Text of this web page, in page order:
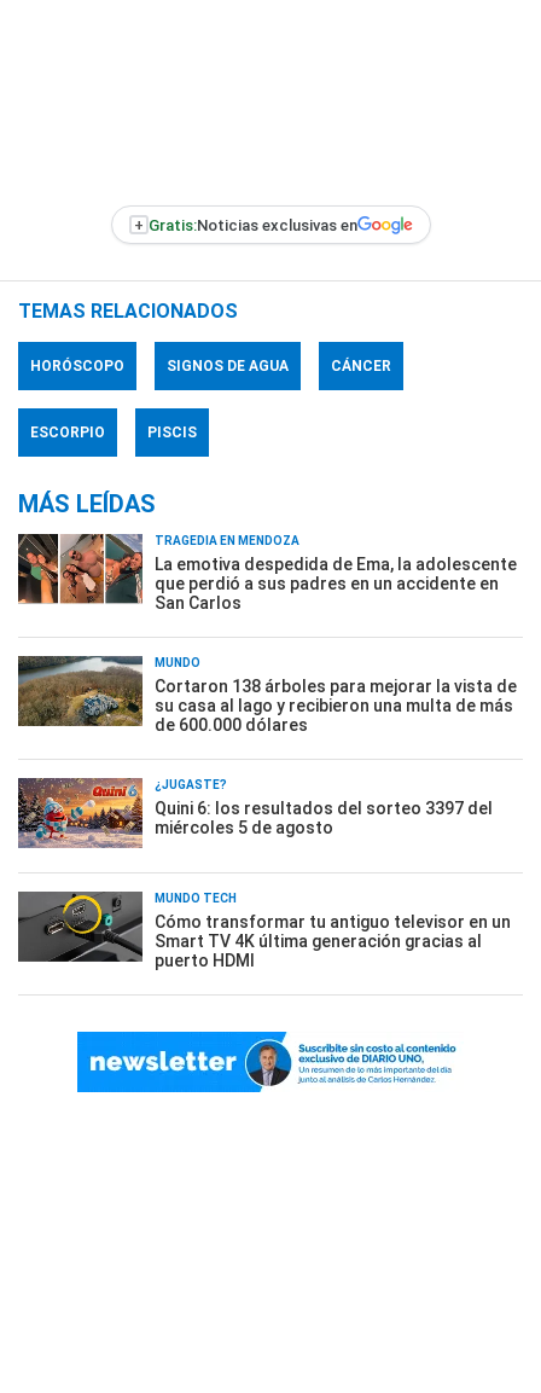
+ Gratis:Noticias exclusivas en
TEMAS RELACIONADOS
HORÓSCOPO SIGNOS DE AGUA CÁNCER
ESCORPIO PISCIS
MÁS LEÍDAS
TRAGEDIA EN MENDOZA
La emotiva despedida de Ema, la adolescente
que perdió a sus padres en un accidente en
San Carlos
MUNDO
Cortaron 138 árboles para mejorar la vista de
su casa al lago y recibieron una multa de más
de 600.000 dólares
¿JUGASTE?
Quini 6: los resultados del sorteo 3397 del
miércoles 5 de agosto
MUNDO TECH
Cómo transformar tu antiguo televisor en un
Smart TV 4K última generación gracias al
puerto HDMI